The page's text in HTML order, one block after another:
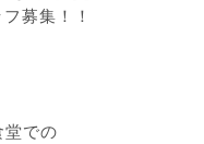
集！！
堂での